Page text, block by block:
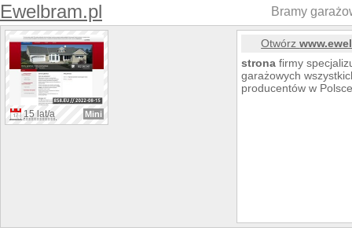
Ewelbram.pl Bramy
15 lat/a Mini
Otwórz
strona firmy
garażowych
producentów w